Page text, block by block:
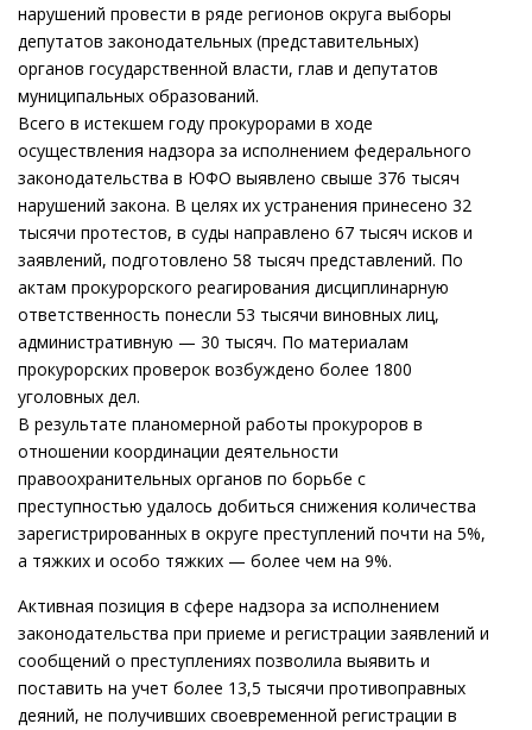
нарушений провести в ряде регионов округа выборы
депутатов законодательных (представительных)
органов государственной власти, глав и депутатов
муниципальных образований.
Всего в истекшем году прокурорами в ходе
осуществления надзора за исполнением федерального
законодательства в ЮФО выявлено свыше 376 тысяч
нарушений закона. В целях их устранения принесено 32
тысячи протестов, в суды направлено 67 тысяч исков и
заявлений, подготовлено 58 тысяч представлений. По
актам прокурорского реагирования дисциплинарную
ответственность понесли 53 тысячи виновных лиц,
административную — 30 тысяч. По материалам
прокурорских проверок возбуждено более 1800
уголовных дел.
В результате планомерной работы прокуроров в
отношении координации деятельности
правоохранительных органов по борьбе с
преступностью удалось добиться снижения количества
зарегистрированных в округе преступлений почти на 5%,
а тяжких и особо тяжких — более чем на 9%.
Активная позиция в сфере надзора за исполнением
законодательства при приеме и регистрации заявлений и
сообщений о преступлениях позволила выявить и
поставить на учет более 13,5 тысячи противоправных
деяний, не получивших своевременной регистрации в